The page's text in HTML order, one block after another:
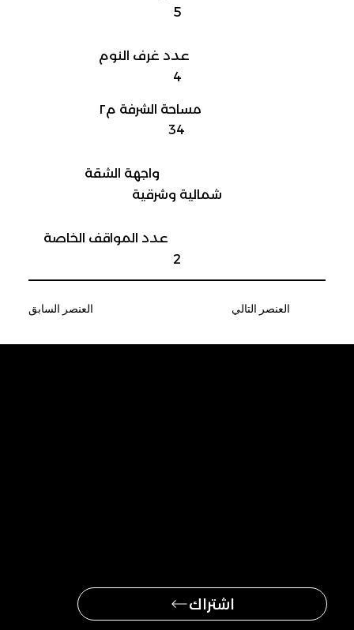
5
عدد غرف النوم
4
مساحة الشرفة م٢
34
واجهة الشقة
شمالية وشرقية
عدد المواقف الخاصة
2
العنصر السابق العنصر التالي
اشتراك